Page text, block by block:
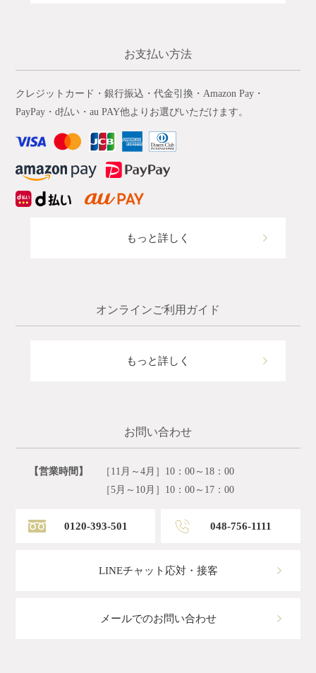
お支払い方法
クレジットカード・銀行振込・代金引換・Amazon Pay・
PayPay・d払い・au PAY他よりお選びいただけます。
もっと詳しく
オンラインご利用ガイド
もっと詳しく
お問い合わせ
【営業時間】
［11月～4月］10：00～18：00
［5月～10月］10：00～17：00
0120-393-501 048-756-1111
LINEチャット応対・接客
メールでのお問い合わせ